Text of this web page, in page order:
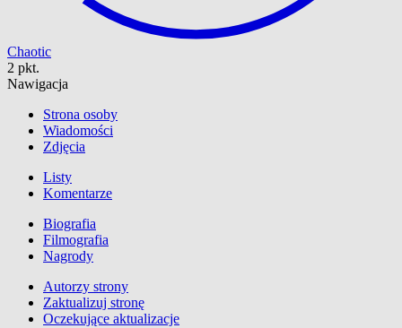
Chaotic
2 pkt.
Nawigacja
Strona osoby
Wiadomości
Zdjęcia
Listy
Komentarze
Biografia
Filmografia
Nagrody
Autorzy strony
Zaktualizuj stronę
Oczekujące aktualizacje